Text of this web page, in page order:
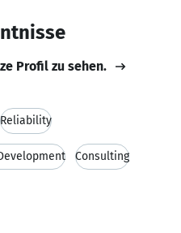
Profil zu sehen.
Reliability
Consulting